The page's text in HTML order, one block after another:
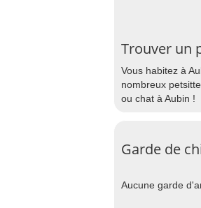
Trouver un
Vous habitez à
nombreux
ou chat à Aubin !
Garde de
Aucune garde